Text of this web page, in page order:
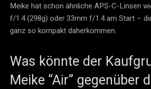
Meike hat schon ähnliche APS-C-Linsen
f/1.4 (298g) oder 33mm f/1.4 am Start –
ganz so kompakt daherkommen.
Was könnte der
Meike “Air” gegenüber